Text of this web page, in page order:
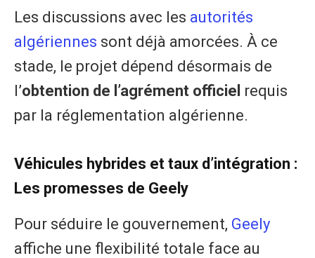
​Les discussions avec les autorités
algériennes sont déjà amorcées. À ce
stade, le projet dépend désormais de
l’obtention de l’agrément officiel requis
par la réglementation algérienne.
​Véhicules hybrides et taux d’intégration :
Les promesses de Geely
Pour séduire le gouvernement, Geely
affiche une flexibilité totale face au